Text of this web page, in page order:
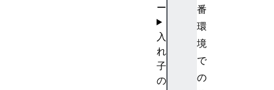
番
環
境
で
の
ー
入
れ
子
の